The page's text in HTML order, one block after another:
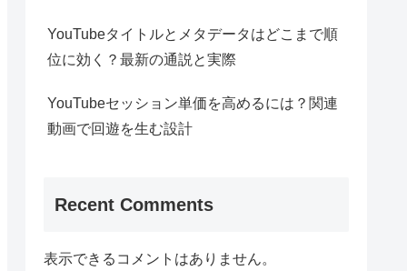
YouTubeタイトルとメタデータはどこまで順
位に効く？最新の通説と実際
YouTubeセッション単価を高めるには？関連
動画で回遊を生む設計
Recent Comments
表示できるコメントはありません。